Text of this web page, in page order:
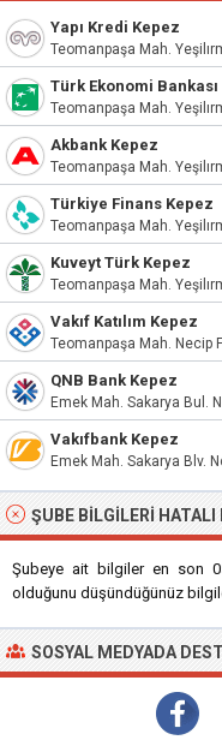
Yapı Kredi Kepez
Teomanpaşa Mah.
Türk Ekonomi Bankası
Teomanpaşa Mah.
Akbank Kepez
Teomanpaşa Mah.
Türkiye Finans Kepez
Teomanpaşa Mah.
Kuveyt Türk Kepez
Teomanpaşa Mah.
Vakıf Katılım Kepez
Teomanpaşa Mah. Necip
QNB Bank Kepez
Emek Mah. Sakarya Bul.
Vakıfbank Kepez
Emek Mah. Sakarya Blv.
ŞUBE BILGILERI HATALI
Şubeye ait bilgiler en son
olduğunu düşündüğünüz
SOSYAL MEDYADA